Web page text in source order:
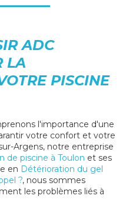
ADC
LA
PISCINE
l'importance d'une
votre confort et votre
Argens, notre entreprise
de piscine à Toulon et ses
en Détérioration du gel
?, nous sommes
les problèmes liés à